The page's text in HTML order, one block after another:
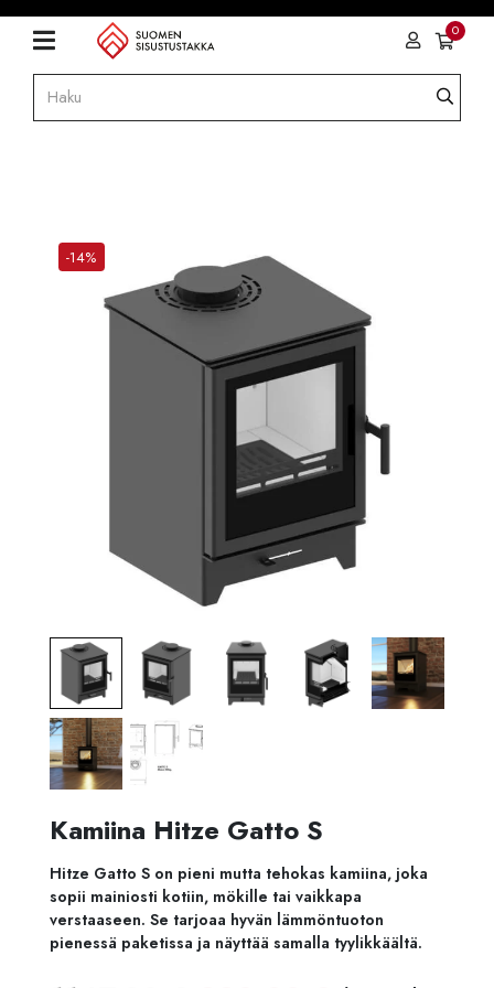
0
-14%
Kamiina Hitze Gatto S
Hitze Gatto S on pieni mutta tehokas kamiina, joka
sopii mainiosti kotiin, mökille tai vaikkapa
verstaaseen. Se tarjoaa hyvän lämmöntuoton
pienessä paketissa ja näyttää samalla tyylikkäältä.